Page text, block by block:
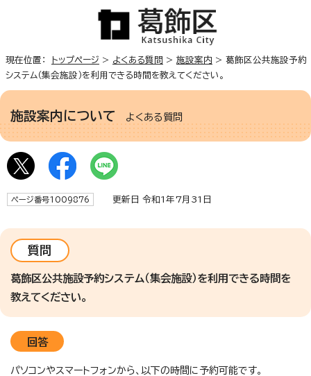
現在位置： トップページ > よくある質問 > 施設案内 > 葛飾区公共施設予約
システム（集会施設）を利用できる時間を教えてください。
施設案内について よくある質問
ページ番号1009876 更新日 令和1年7月31日
質問
葛飾区公共施設予約システム（集会施設）を利用できる時間を
教えてください。
回答
パソコンやスマートフォンから、以下の時間に予約可能です。